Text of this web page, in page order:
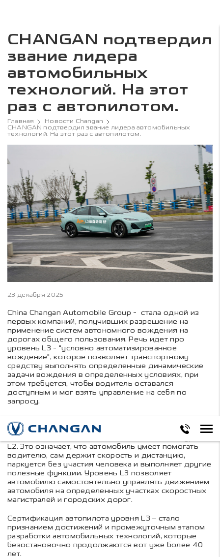
CHANGAN подтвердил
звание лидера
автомобильных
технологий. На этот
раз с автопилотом.
Главная
Новости Changan
CHANGAN подтвердил звание лидера автомобильных
технологий. На этот раз с автопилотом.
23 декабря 2025
China Changan Automobile Group - стала одной из
первых компаний, получивших разрешение на
применение систем автономного вождения на
дорогах общего пользования. Речь идет про
уровень L3 - "условно автоматизированное
вождение", которое позволяет транспортному
средству выполнять определенные динамические
задачи вождения в определенных условиях, при
этом требуется, чтобы водитель оставался
доступным и мог взять управление на себя по
запросу.
В Китае официально принято шесть уровней
автономного вождения — от L0 до L5. Ранее на
обычных машинах использовали технологии уровня
L2. Это означает, что автомобиль умеет помогать
водителю, сам держит скорость и дистанцию,
паркуется без участия человека и выполняет другие
полезные функции. Уровень L3 позволяет
автомобилю самостоятельно управлять движением
автомобиля на определенных участках скоростных
магистралей и городских дорог.
Сертификация автопилота уровня L3 – стало
признанием достижений и промежуточным этапом
разработки автомобильных технологий, которые
безостановочно продолжаются вот уже более 40
лет.